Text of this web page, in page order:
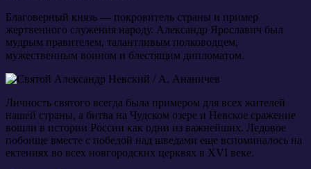
Благоверный князь — покровитель страны и пример
жертвенного служения народу. Александр Ярославич был
мудрым правителем, талантливым полководцем,
мужественным воином и блестящим дипломатом.⠀
Личность святого всегда была примером для всех жителей
нашей страны, а битва на Чудском озере и Невское сражение
вошли в истории России как одни из важнейших. Ледовое
побоище вместе с победой над шведами еще вспоминалось на
ектениях во всех новгородских церквях в XVI веке.